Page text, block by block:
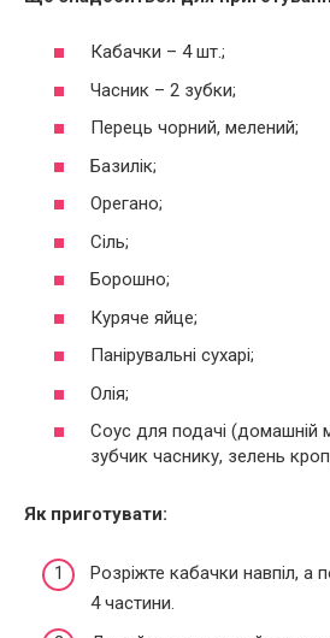
Кабачки – 4 шт.;
Часник – 2 зубки;
Перець чорний, мелений;
Базилік;
Орегано;
Сіль;
Борошно;
Куряче яйце;
Панірувальні сухарі;
Олія;
Соус для подачі (домашній
зубчик часнику, зелень
Як приготувати:
Розріжте кабачки навпіл, а
4 частини.